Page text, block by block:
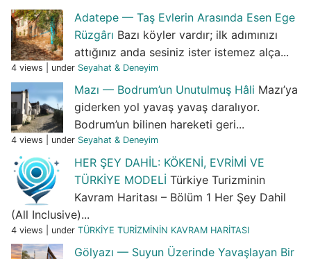
Adatepe — Taş Evlerin Arasında Esen Ege
Rüzgârı Bazı köyler vardır; ilk adımınızı
attığınız anda sesiniz ister istemez alça...
4 views under Seyahat & Deneyim
Mazı — Bodrum’un Unutulmuş Hâli Mazı’ya
giderken yol yavaş yavaş daralıyor.
Bodrum’un bilinen hareketi geri...
4 views under Seyahat & Deneyim
HER ŞEY DAHİL: KÖKENİ, EVRİMİ VE
TÜRKİYE MODELİ Türkiye Turizminin
Kavram Haritası – Bölüm 1 Her Şey Dahil
(All Inclusive)...
4 views under TÜRKİYE TURİZMİNİN KAVRAM HARİTASI
Gölyazı — Suyun Üzerinde Yavaşlayan Bir